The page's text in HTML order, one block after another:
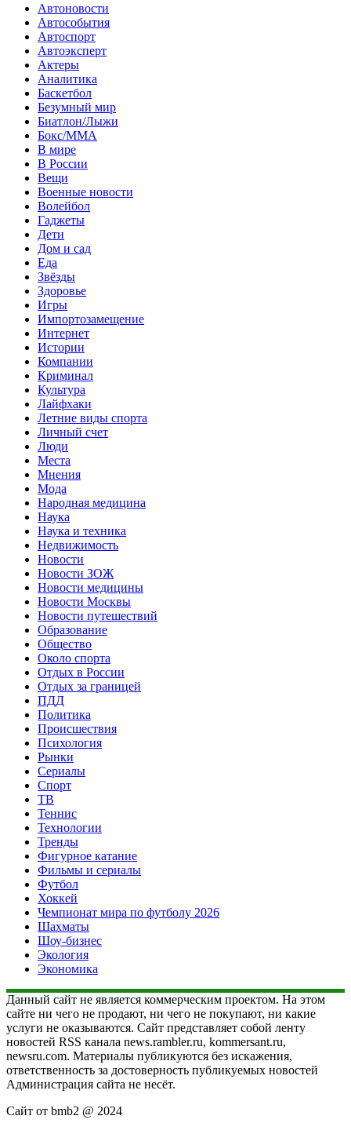
Автоновости
Автособытия
Автоспорт
Автоэксперт
Актеры
Аналитика
Баскетбол
Безумный мир
Биатлон/Лыжи
Бокс/MMA
В мире
В России
Вещи
Военные новости
Волейбол
Гаджеты
Дети
Дом и сад
Еда
Звёзды
Здоровье
Игры
Импортозамещение
Интернет
Истории
Компании
Криминал
Культура
Лайфхаки
Летние виды спорта
Личный счет
Люди
Места
Мнения
Мода
Народная медицина
Наука
Наука и техника
Недвижимость
Новости
Новости ЗОЖ
Новости медицины
Новости Москвы
Новости путешествий
Образование
Общество
Около спорта
Отдых в России
Отдых за границей
ПДД
Политика
Происшествия
Психология
Рынки
Сериалы
Спорт
ТВ
Теннис
Технологии
Тренды
Фигурное катание
Фильмы и сериалы
Футбол
Хоккей
Чемпионат мира по футболу 2026
Шахматы
Шоу-бизнес
Экология
Экономика
Данный сайт не является коммерческим проектом. На этом
сайте ни чего не продают, ни чего не покупают, ни какие
услуги не оказываются. Сайт представляет собой ленту
новостей RSS канала news.rambler.ru, kommersant.ru,
newsru.com. Материалы публикуются без искажения,
ответственность за достоверность публикуемых новостей
Администрация сайта не несёт.
Сайт от bmb2 @ 2024